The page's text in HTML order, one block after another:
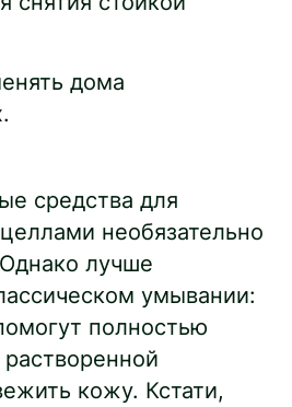
дома
средства для
необязательно
лучше
умывании:
полностью
растворенной
кожу. Кстати,